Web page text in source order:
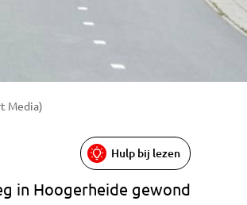
Media)
Hulp bij lezen
in Hoogerheide gewond